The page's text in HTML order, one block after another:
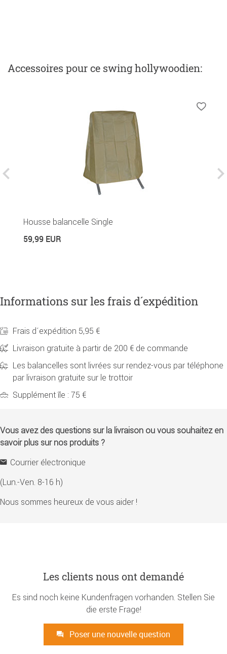
Accessoires pour ce swing hollywoodien:
Housse balancelle Single
59,99 EUR
Informations sur les frais d´expédition
Frais d´expédition 5,95 €
Livraison gratuite à partir de 200 € de commande
Les balancelles sont livrées sur rendez-vous par téléphone
par livraison gratuite sur le trottoir
Supplément île : 75 €
Vous avez des questions sur la livraison ou vous souhaitez en
savoir plus sur nos produits ?
Courrier électronique
(Lun.-Ven. 8-16 h)
Nous sommes heureux de vous aider !
Les clients nous ont demandé
Es sind noch keine Kundenfragen vorhanden. Stellen Sie
die erste Frage!
Poser une nouvelle question